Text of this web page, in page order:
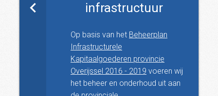
infrastructuur
Op basis van het Beheerplan
Infrastructurele
Kapitaalgoederen provincie
Overijssel 2016 - 2019 voeren wij
het beheer en onderhoud uit aan